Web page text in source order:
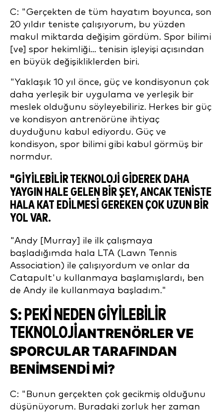
C: "Gerçekten de tüm hayatım boyunca, son
20 yıldır teniste çalışıyorum, bu yüzden
makul miktarda değişim gördüm. Spor bilimi
[ve] spor hekimliği... tenisin işleyişi açısından
en büyük değişikliklerden biri.
"Yaklaşık 10 yıl önce, güç ve kondisyonun çok
daha yerleşik bir uygulama ve yerleşik bir
meslek olduğunu söyleyebiliriz. Herkes bir güç
ve kondisyon antrenörüne ihtiyaç
duyduğunu kabul ediyordu. Güç ve
kondisyon, spor bilimi gibi kabul görmüş bir
normdur.
"GIYILEBILIR TEKNOLOJI GIDEREK DAHA
YAYGIN HALE GELEN BIR ŞEY, ANCAK TENISTE
HALA KAT EDILMESI GEREKEN ÇOK UZUN BIR
YOL VAR.
"Andy [Murray] ile ilk çalışmaya
başladığımda hala LTA (Lawn Tennis
Association) ile çalışıyordum ve onlar da
Catapult'u kullanmaya başlamışlardı, ben
de Andy ile kullanmaya başladım."
S: PEKI NEDEN GIYILEBILIR
TEKNOLOJI ANTRENÖRLER VE
SPORCULAR TARAFINDAN
BENIMSENDI MI?
C: "Bunun gerçekten çok gecikmiş olduğunu
düşünüyorum. Buradaki zorluk her zaman